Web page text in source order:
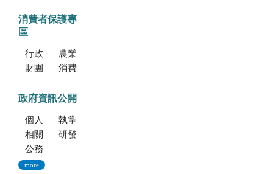
消費者保護專
區
行政院消費者保護會
農業部消費者保護專區
財團法人中華民國消費者文教基金會
消費者保護法
政府資訊公開
個人資料保護專區
執掌與組織
相關法規
研發成果
公務出國報告資訊網
more